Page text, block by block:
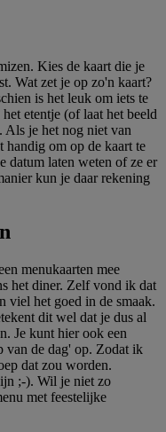
Kies de kaart die je
Wat zet je op zo'n kaart?
is het leuk om iets te
etentje (of laat het beeld
Als je het nog niet van
handig om op de kaart te
datum laten weten of ze er
kun je daar rekening
menukaarten mee
het diner. Zelf vond ik dat
viel het goed in de smaak.
dit wel dat je dus al
Je kunt hier ook een
van de dag' op. Zodat ik
dat zou worden.
;-). Wil je niet zo
met feestelijke